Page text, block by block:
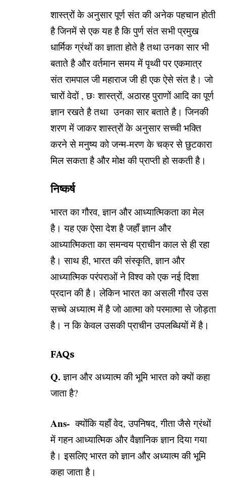
शास्त्रों के अनुसार पूर्ण संत की अनेक पहचान होती
है जिनमें से एक यह है कि पुर्ण संत सभी प्रमुख
धार्मिक ग्रंथों का ज्ञाता होते है तथा उनका सार भी
बताते है और वर्तमान समय में पृथ्वी पर एकमात्र
संत रामपाल जी महाराज जी ही एक ऐसे संत है। जो
चारों वेदों , छः शास्त्रों, अठारह पुराणों आदि का पूर्ण
ज्ञान रखते है तथा उनका सार बताते है। जिनकी
शरण में जाकर शास्त्रों के अनुसार सच्ची भक्ति
करने से मनुष्य को जन्म-मरण के चक्र से छुटकारा
मिल सकता है और मोक्ष की प्राप्ती हो सकती है।
निष्कर्ष
भारत का गौरव, ज्ञान और आध्यात्मिकता का मेल
है। यह एक ऐसा देश है जहाँ ज्ञान और
आध्यात्मिकता का समन्वय प्राचीन काल से ही रहा
है। साथ ही, भारत की संस्कृति, ज्ञान और
आध्यात्मिक परंपराओं ने विश्व को एक नई दिशा
प्रदान की है। लेकिन भारत का असली गौरव उस
सच्चे अध्यात्म में है जो आत्मा को परमात्मा से जोड़ता
है। न कि केवल उसकी प्राचीन उपलब्धियों में है।
FAQs
Q. ज्ञान और अध्यात्म की भूमि भारत को क्यों कहा
जाता है?
Ans- क्योंकि यहाँ वेद, उपनिषद, गीता जैसे ग्रंथों
में गहन आध्यात्मिक और वैज्ञानिक ज्ञान दिया गया
है। इसलिए भारत को ज्ञान और अध्यात्म की भूमि
कहा जाता है।